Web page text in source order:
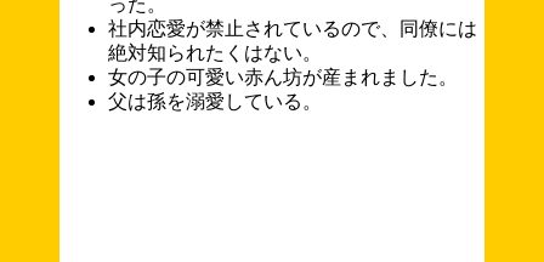
った。
社内恋愛が禁止されているので、同僚には
絶対知られたくはない。
女の子の可愛い赤ん坊が産まれました。
父は孫を溺愛している。